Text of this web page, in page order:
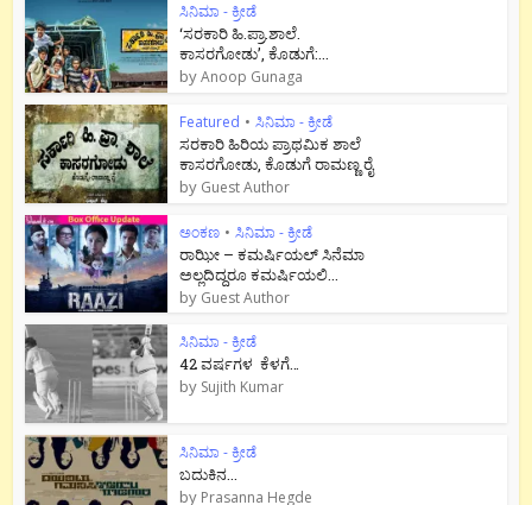
ಸಿನಿಮಾ - ಕ್ರೀಡೆ
‘ಸರಕಾರಿ ಹಿ.ಪ್ರಾ.ಶಾಲೆ.
ಕಾಸರಗೋಡು’, ಕೊಡುಗೆ:...
byAnoop Gunaga
Featured • ಸಿನಿಮಾ - ಕ್ರೀಡೆ
ಸರಕಾರಿ ಹಿರಿಯ ಪ್ರಾಥಮಿಕ ಶಾಲೆ
ಕಾಸರಗೋಡು, ಕೊಡುಗೆ ರಾಮಣ್ಣ ರೈ
by Guest Author
ಅಂಕಣ • ಸಿನಿಮಾ - ಕ್ರೀಡೆ
ರಾಝೀ – ಕಮರ್ಷಿಯಲ್ ಸಿನೆಮಾ
ಅಲ್ಲದಿದ್ದರೂ ಕಮರ್ಷಿಯಲಿ...
by Guest Author
ಸಿನಿಮಾ - ಕ್ರೀಡೆ
42 ವರ್ಷಗಳ ಕೆಳಗೆ…
by Sujith Kumar
ಸಿನಿಮಾ - ಕ್ರೀಡೆ
ಬದುಕಿನ...
by Prasanna Hegde